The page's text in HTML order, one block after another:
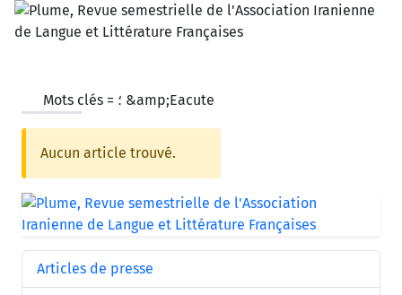
Mots clés = ؛ &amp;Eacute
Aucun article trouvé.
Articles de presse